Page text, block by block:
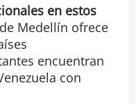
en estos
Medellín ofrece
encuentran
con